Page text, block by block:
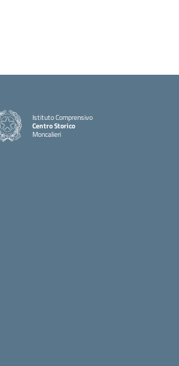
Istituto Comprensivo
Centro Storico
Moncalieri